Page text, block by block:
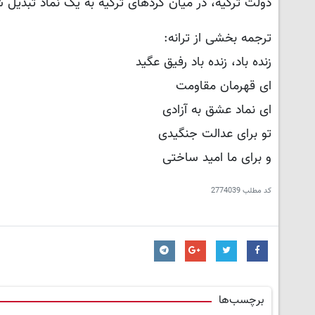
ترجمه بخشی از ترانه:
زنده باد، زنده باد رفیق عگید
ای قهرمان مقاومت
ای نماد عشق به آزادی
تو برای عدالت جنگیدی
و برای ما امید ساختی
کد مطلب2774039
برچسب‌ها